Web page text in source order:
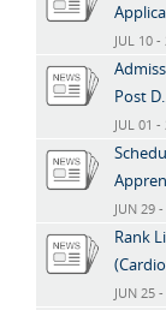
JUL 10 -
Post
JUL 01 -
JUN 29
Rank
JUN 25